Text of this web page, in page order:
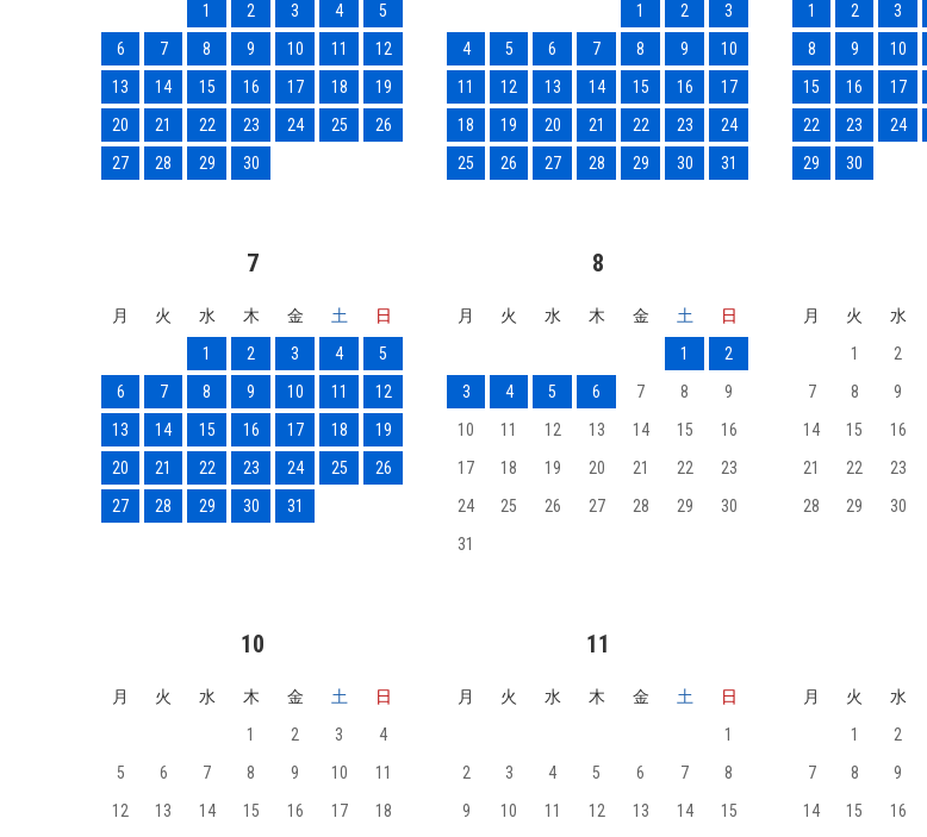
1
2 3 4
5
6
7 8 9 10 11
12
13
14 15 16 17 18
19
20
21 22 23 24 25
26
27
28 29 30
1
2
3
4
5 6 7 8 9
10
11
12 13 14 15 16
17
18
19 20 21 22 23
24
25
26 27 28 29 30 31
1
2 3
8
9 10
15
16 17
22
23 24
29
30
7
月 火 水 木 金 土
日
1
2 3 4
5
6
7 8 9 10 11
12
13
14 15 16 17 18
19
20
21 22 23 24 25
26
27
28 29 30 31
8
月 火 水 木 金 土
日
1
2
3
4 5 6 7 8
9
10
11 12 13 14 15
16
17
18 19 20 21 22
23
24
25 26 27 28 29
30
31
月 火 水
1
2
7
8 9
14
15 16
21
22 23
28
29 30
10
月 火 水 木 金 土
日
1
2 3
4
5
6 7 8 9 10
11
12
13 14 15 16 17 18
11
月 火 水 木 金 土
日
1
2
3 4 5 6 7
8
9
10 11 12 13 14 15
月 火 水
1
2
7
8 9
14
15 16